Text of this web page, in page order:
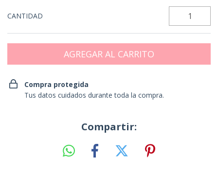
CANTIDAD
Compra protegida
Tus datos cuidados durante toda la compra.
Compartir: